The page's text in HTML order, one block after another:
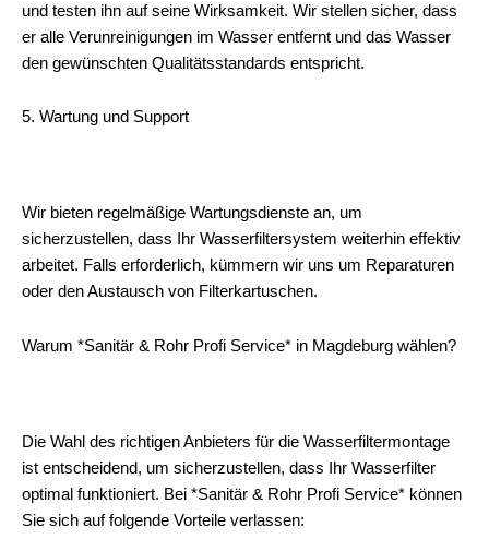
und testen ihn auf seine Wirksamkeit. Wir stellen sicher, dass
er alle Verunreinigungen im Wasser entfernt und das Wasser
den gewünschten Qualitätsstandards entspricht.
5. Wartung und Support
Wir bieten regelmäßige Wartungsdienste an, um
sicherzustellen, dass Ihr Wasserfiltersystem weiterhin effektiv
arbeitet. Falls erforderlich, kümmern wir uns um Reparaturen
oder den Austausch von Filterkartuschen.
Warum *Sanitär & Rohr Profi Service* in Magdeburg wählen?
Die Wahl des richtigen Anbieters für die Wasserfiltermontage
ist entscheidend, um sicherzustellen, dass Ihr Wasserfilter
optimal funktioniert. Bei *Sanitär & Rohr Profi Service* können
Sie sich auf folgende Vorteile verlassen: